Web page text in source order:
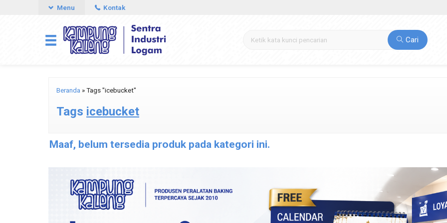
Menu Kontak
Cari
Beranda »Tags "icebucket"
Tags icebucket
Maaf, belum tersedia produk pada kategori ini.